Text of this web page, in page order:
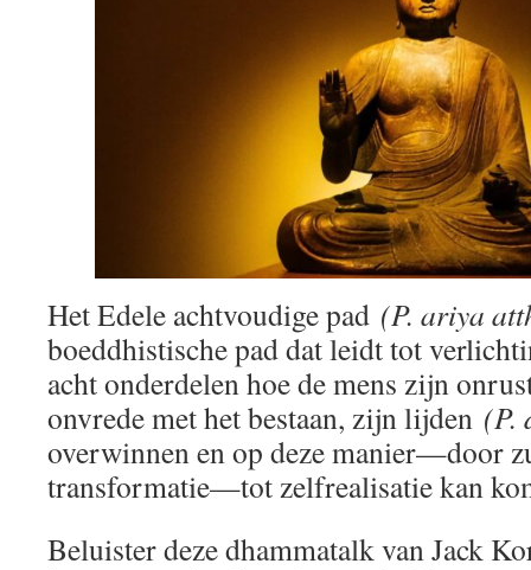
Het Edele achtvoudige pad (P. ariya
boeddhistische pad dat leidt tot
acht onderdelen hoe de mens zijn
onvrede met het bestaan, zijn lijden (P.
overwinnen en op deze manier—door
transformatie—tot zelfrealisatie kan
Beluister deze dhammatalk van Jack